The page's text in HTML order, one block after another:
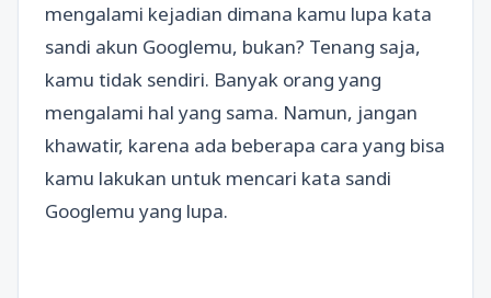
mengalami kejadian dimana kamu lupa kata
sandi akun Googlemu, bukan? Tenang saja,
kamu tidak sendiri. Banyak orang yang
mengalami hal yang sama. Namun, jangan
khawatir, karena ada beberapa cara yang bisa
kamu lakukan untuk mencari kata sandi
Googlemu yang lupa.